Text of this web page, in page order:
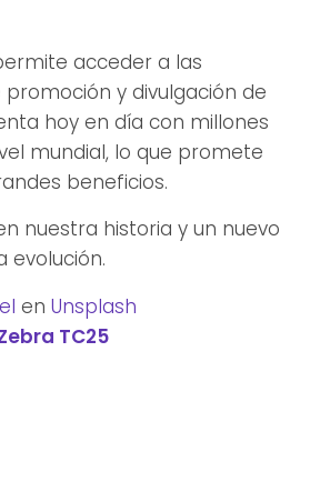
acceder a las
y divulgación de
hoy en día con millones
mundial, lo que promete
beneficios.
nuestra historia y un nuevo
evolución.
en Unsplash
TC25